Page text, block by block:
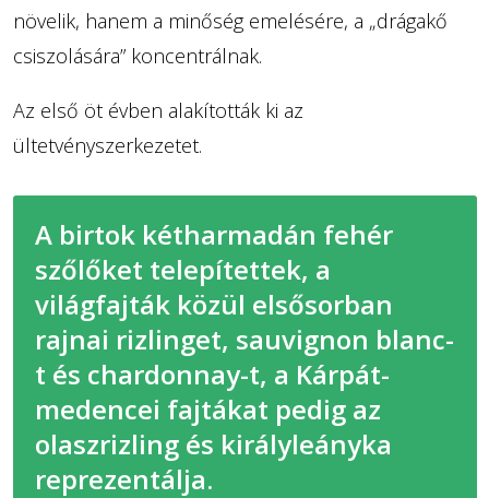
növelik, hanem a minőség emelésére, a „drágakő
csiszolására” koncentrálnak.
Az első öt évben alakították ki az
ültetvényszerkezetet.
A birtok kétharmadán fehér
szőlőket telepítettek, a
világfajták közül elsősorban
rajnai rizlinget, sauvignon blanc-
t és chardonnay-t, a Kárpát-
medencei fajtákat pedig az
olaszrizling és királyleányka
reprezentálja.